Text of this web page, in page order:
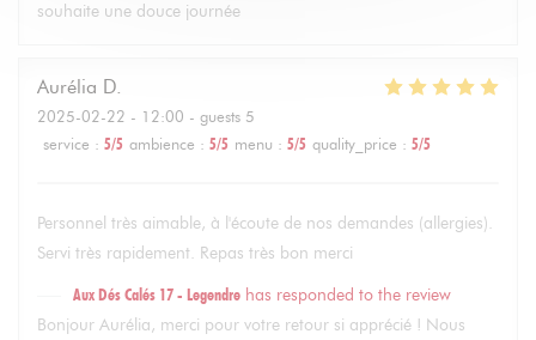
souhaite une douce journée
Aurélia D
2025-02-22 - 12:00 - guests 5
service : 5/5 ambience : 5/5 menu : 5/5 quality_price : 5/5
Personnel très aimable, à l'écoute de nos demandes (allergies).
Servi très rapidement. Repas très bon merci
Aux Dés Calés 17 - Legendre has responded to the review
Bonjour Aurélia, merci pour votre retour si apprécié ! Nous